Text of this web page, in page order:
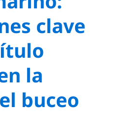
clave
la
buceo